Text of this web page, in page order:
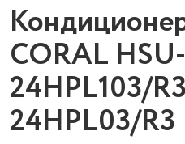
CORAL HSU-
24HPL103/
24HPL03/R3